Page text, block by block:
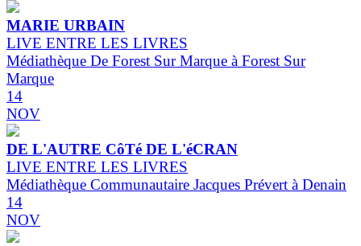
MARIE URBAIN
LIVE ENTRE LES LIVRES
Médiathèque De Forest Sur Marque à Forest Sur
Marque
14
NOV
DE L'AUTRE CôTé DE L'éCRAN
LIVE ENTRE LES LIVRES
Médiathèque Communautaire Jacques Prévert à Denain
14
NOV